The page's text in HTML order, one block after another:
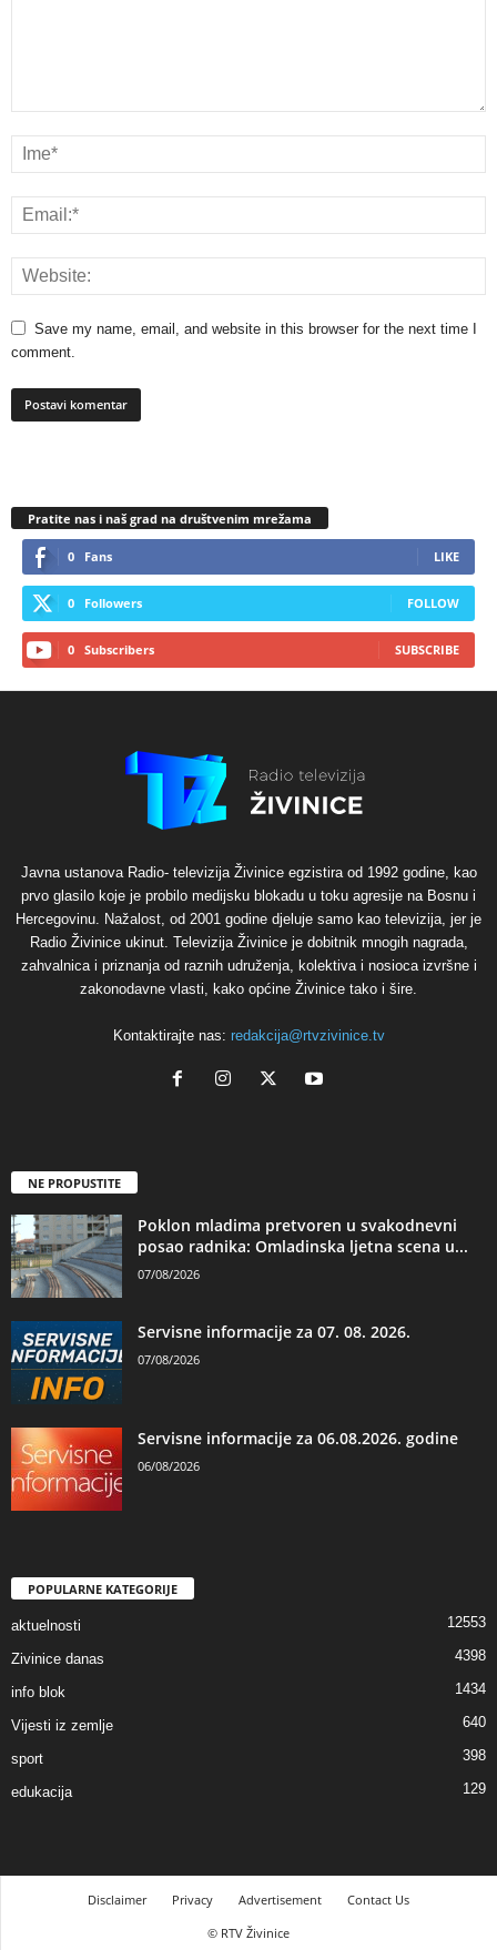
Save my name, email, and website in this browser for the next time I
comment.
Pratite nas i naš grad na društvenim mrežama
0 Fans LIKE
0 Followers FOLLOW
0 Subscribers SUBSCRIBE
Javna ustanova Radio- televizija Živinice egzistira od 1992 godine, kao
prvo glasilo koje je probilo medijsku blokadu u toku agresije na Bosnu i
Hercegovinu. Nažalost, od 2001 godine djeluje samo kao televizija, jer je
Radio Živinice ukinut. Televizija Živinice je dobitnik mnogih nagrada,
zahvalnica i priznanja od raznih udruženja, kolektiva i nosioca izvršne i
zakonodavne vlasti, kako općine Živinice tako i šire.
Kontaktirajte nas: redakcija@rtvzivinice.tv
NE PROPUSTITE
Poklon mladima pretvoren u svakodnevni
posao radnika: Omladinska ljetna scena u...
07/08/2026
Servisne informacije za 07. 08. 2026.
07/08/2026
Servisne informacije za 06.08.2026. godine
06/08/2026
POPULARNE KATEGORIJE
aktuelnosti 12553
Zivinice danas 4398
info blok 1434
Vijesti iz zemlje 640
sport 398
edukacija 129
Disclaimer Privacy Advertisement
Contact Us
© RTV Živinice